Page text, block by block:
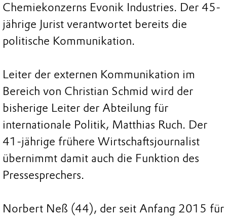
Chemiekonzerns Evonik Industries. Der 45-
jährige Jurist verantwortet bereits die
politische Kommunikation.
Leiter der externen Kommunikation im
Bereich von Christian Schmid wird der
bisherige Leiter der Abteilung für
internationale Politik, Matthias Ruch. Der
41-jährige frühere Wirtschaftsjournalist
übernimmt damit auch die Funktion des
Pressesprechers.
Norbert Neß (44), der seit Anfang 2015 für